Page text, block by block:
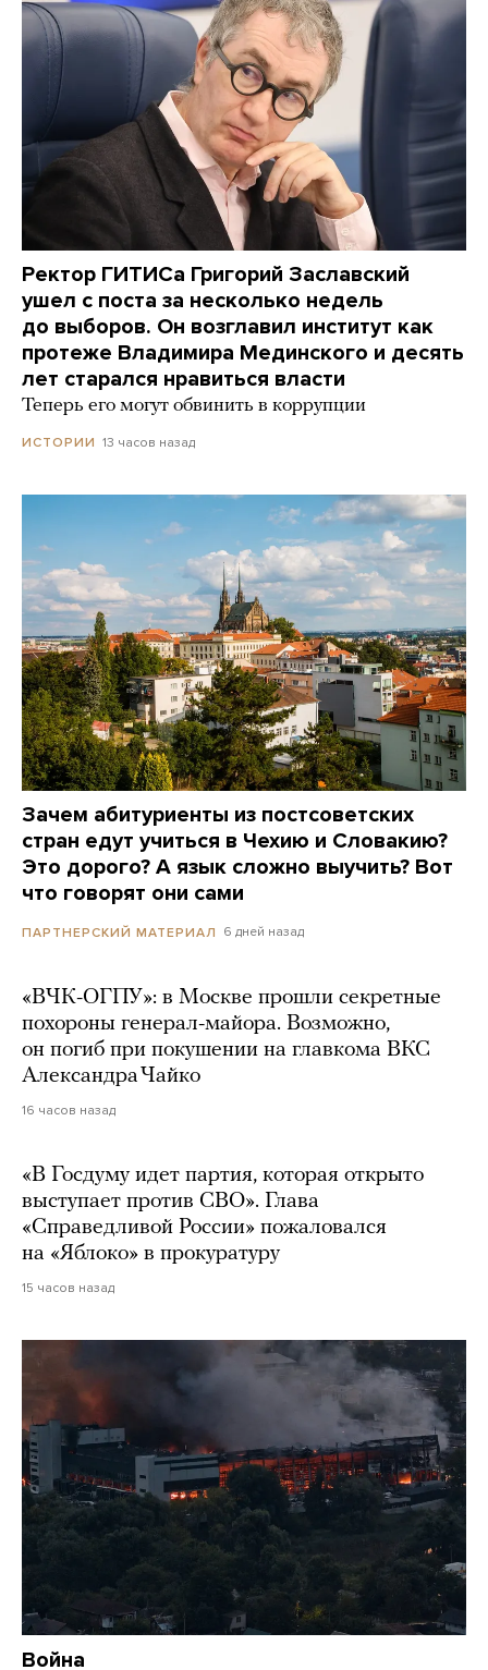
Ректор ГИТИСа Григорий Заславский
ушел с поста за несколько недель
до выборов. Он возглавил институт как
протеже Владимира Мединского и десять
лет старался нравиться власти
Теперь его могут обвинить в коррупции
ИСТОРИИ 13 часов назад
Зачем абитуриенты из постсоветских
стран едут учиться в Чехию и Словакию?
Это дорого? А язык сложно выучить? Вот
что говорят они сами
ПАРТНЕРСКИЙ МАТЕРИАЛ 6 дней назад
«ВЧК-ОГПУ»: в Москве прошли секретные
похороны генерал-майора. Возможно,
он погиб при покушении на главкома ВКС
Александра Чайко
16 часов назад
«В Госдуму идет партия, которая открыто
выступает против СВО». Глава
«Справедливой России» пожаловался
на «Яблоко» в прокуратуру
15 часов назад
Война